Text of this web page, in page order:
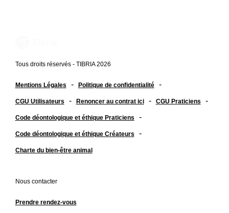
Tous droits réservés - TIBRIA 2026
Mentions Légales - Politique de confidentialité -
CGU Utilisateurs - Renoncer au contrat ici - CGU Praticiens -
Code déontologique et éthique Praticiens -
Code déontologique et éthique Créateurs -
Charte du bien-être animal
Nous contacter
Prendre rendez-vous